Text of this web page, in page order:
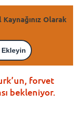
Olarak
forvet
bekleniyor.